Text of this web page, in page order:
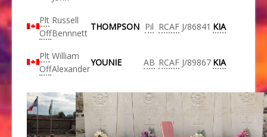
Plt
Off
Russell
Bennnett
THOMPSON Pil RCAF J/86841 KIA
Plt
Off
William
Alexander
YOUNIE AB RCAF J/89867 KIA